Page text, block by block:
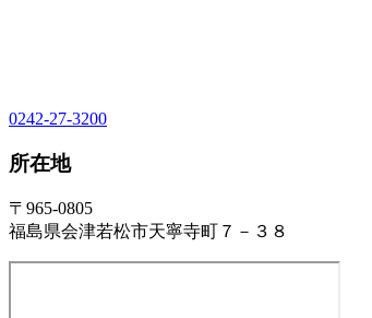
0242-27-3200
所在地
〒965-0805
福島県会津若松市天寧寺町７－３８